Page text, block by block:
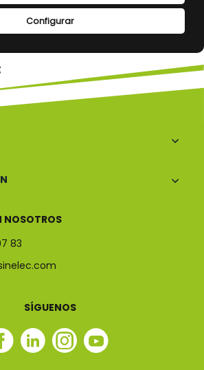
Configurar
83
SÍGUENOS
Facebook
Linkedin
Instagram
Youtube